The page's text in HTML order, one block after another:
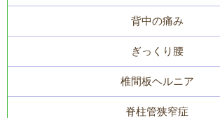
背中の痛み
ぎっくり腰
椎間板ヘルニア
脊柱管狭窄症